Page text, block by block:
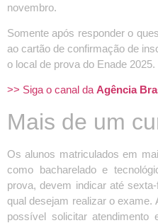
novembro.
Somente após responder o
ao cartão de confirmação de
o local de prova do Enade 2025.
>> Siga o canal da Agência
Mais de um
Os alunos matriculados em
como bacharelado e
prova, devem indicar até
qual desejam realizar o
possível solicitar